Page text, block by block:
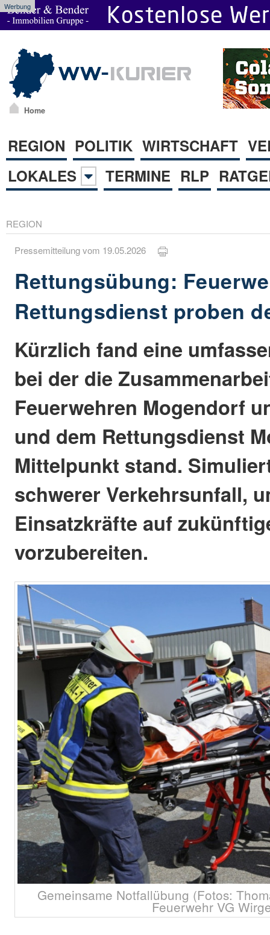
Werbung
Home
REGION POLITIK WIRTSCHAFT
LOKALES
TERMINE RLP
REGION
Pressemitteilung vom 19.05.2026
Rettungsübung:
Rettungsdienst proben
Kürzlich fand eine
bei der die
Feuerwehren Mogendorf
und dem Rettungsdienst
Mittelpunkt stand.
schwerer Verkehrsunfall,
Einsatzkräfte auf
vorzubereiten.
Gemeinsame Notfallübung (Fotos:
Feuerwehr VG